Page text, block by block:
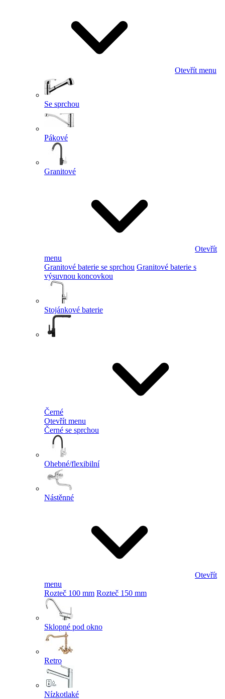
Otevřít menu
Se sprchou
Pákové
Granitové
Otevřít
menu
Granitové baterie se sprchou Granitové baterie s
výsuvnou koncovkou
Stojánkové baterie
Černé
Otevřít menu
Černé se sprchou
Ohebné/flexibilní
Nástěnné
Otevřít
menu
Rozteč 100 mm Rozteč 150 mm
Sklopné pod okno
Retro
Nízkotlaké